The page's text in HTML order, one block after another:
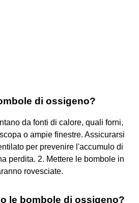
di ossigeno?
da fonti di calore, quali forni,
o ampie finestre. Assicurarsi
per prevenire l'accumulo di
perdita. 2. Mettere le bombole in
rovesciate.
le bombole di ossigeno?